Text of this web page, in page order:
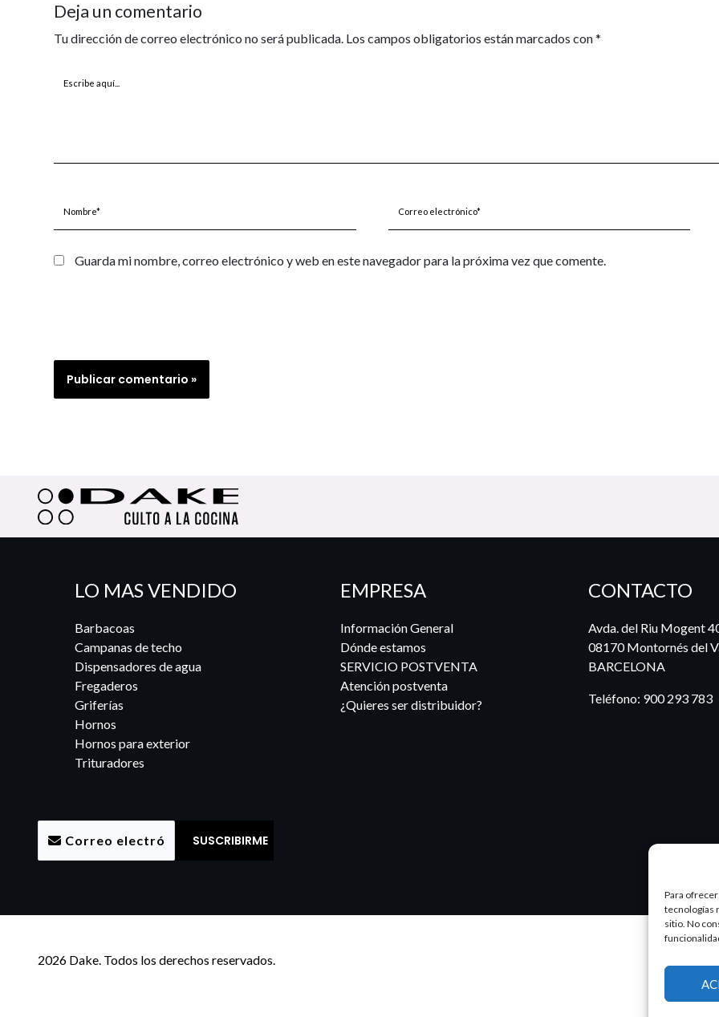
Para
tecnologías
sitio. No
Deja un comentario
Tu dirección de correo electrónico no será publicada. Los campos obligatorios están marcados con*
Escribe
electrónico*
Guarda mi nombre, correo electrónico y web en este navegador para la próxima vez que comente.
LO MAS VENDIDO
Barbacoas
Campanas de techo
Dispensadores de agua
Fregaderos
Griferías
Hornos
Hornos para exterior
Trituradores
EMPRESA
Información General
Dónde estamos
SERVICIO POSTVENTA
Atención postventa
¿Quieres ser distribuidor?
CONTACTO
Avda. del Riu Mogent
08170 Montornés del
BARCELONA
Teléfono: 900 293 783
2026 Dake. Todos los derechos reservados.